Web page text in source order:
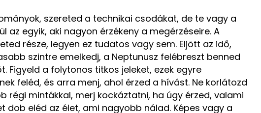
szereted a technikai csodákat, de te vagy a
az egyik, aki nagyon érzékeny a megérzéseire. A
része, legyen ez tudatos vagy sem. Eljött az idő,
szintre emelkedj, a Neptunusz felébreszt benned
Figyeld a folytonos titkos jeleket, ezek egyre
feléd, és arra menj, ahol érzed a hívást. Ne korlátozd
régi mintákkal, merj kockáztatni, ha úgy érzed, valami
dob eléd az élet, ami nagyobb nálad. Képes vagy a